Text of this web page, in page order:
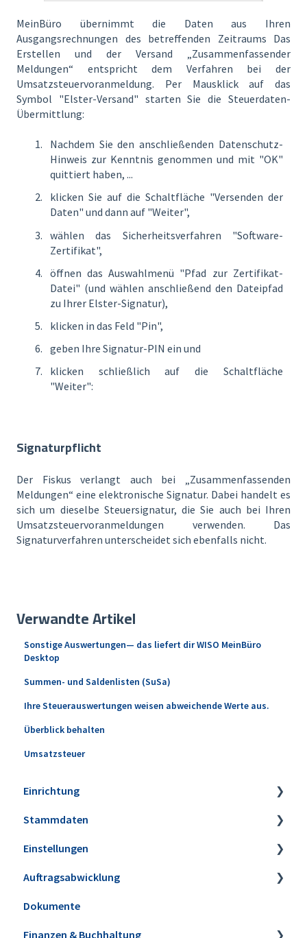
MeinBüro übernimmt die Daten aus Ihren
Ausgangsrechnungen des betreffenden Zeitraums Das
Erstellen und der Versand „Zusammenfassender
Meldungen“ entspricht dem Verfahren bei der
Umsatzsteuervoranmeldung. Per Mausklick auf das
Symbol "Elster-Versand" starten Sie die Steuerdaten-
Übermittlung:
Nachdem Sie den anschließenden Datenschutz-
Hinweis zur Kenntnis genommen und mit "OK"
quittiert haben, ...
klicken Sie auf die Schaltfläche "Versenden der
Daten" und dann auf "Weiter",
wählen das Sicherheitsverfahren "Software-
Zertifikat",
öffnen das Auswahlmenü "Pfad zur Zertifikat-
Datei" (und wählen anschließend den Dateipfad
zu Ihrer Elster-Signatur),
klicken in das Feld "Pin",
geben Ihre Signatur-PIN ein und
klicken schließlich auf die Schaltfläche
"Weiter":
Signaturpflicht
Der Fiskus verlangt auch bei „Zusammenfassenden
Meldungen“ eine elektronische Signatur. Dabei handelt es
sich um dieselbe Steuersignatur, die Sie auch bei Ihren
Umsatzsteuervoranmeldungen verwenden. Das
Signaturverfahren unterscheidet sich ebenfalls nicht.
Verwandte Artikel
Sonstige Auswertungen— das liefert dir WISO MeinBüro
Desktop
Summen- und Saldenlisten (SuSa)
Ihre Steuerauswertungen weisen abweichende Werte aus.
Überblick behalten
Umsatzsteuer
Einrichtung
Installation
Erweiterungen
Datensicherung
Update installieren
Versionshistorie
Stammdaten
Artikel
Lagerbestände & Inventur
Kunden & Interessenten
Lieferanten
Einstellungen
Firmeneinstellungen
Steuereinstellungen
Kleinstammdaten
Auftragsabwicklung
Angebote
Aufträge & Lieferscheine
Dokumente
Finanzen & Buchhaltung